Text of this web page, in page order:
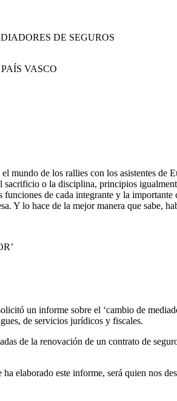
DE SEGUROS
VASCO
de los rallies con los asistentes de
o la disciplina, principios
de cada integrante y la
Y lo hace de la mejor manera que sabe,
un informe sobre el ‘cambio de
de servicios jurídicos y fiscales.
de la renovación de un contrato de
elaborado este informe, será quien nos